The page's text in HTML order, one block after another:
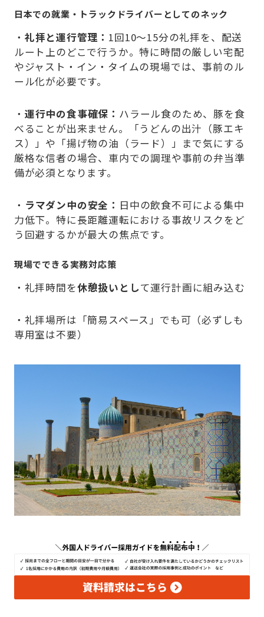
日本での就業・トラックドライバーとしてのネック
・ 礼拝と運行管理： 1回10〜15分の礼拝を、配送
ルート上のどこで行うか。特に時間の厳しい宅配
やジャスト・イン・タイムの現場では、事前のル
ール化が必要です。
・ 運行中の食事確保： ハラール食のため、豚を食
べることが出来ません。「うどんの出汁（豚エキ
ス）」や「揚げ物の油（ラード）」まで気にする
厳格な信者の場合、車内での調理や事前の弁当準
備が必須となります。
・ ラマダン中の安全： 日中の飲食不可による集中
力低下。特に長距離運転における事故リスクをど
う回避するかが最大の焦点です。
現場でできる実務対応策
・礼拝時間を休憩扱いとして運行計画に組み込む
・礼拝場所は「簡易スペース」でも可（必ずしも
専用室は不要）